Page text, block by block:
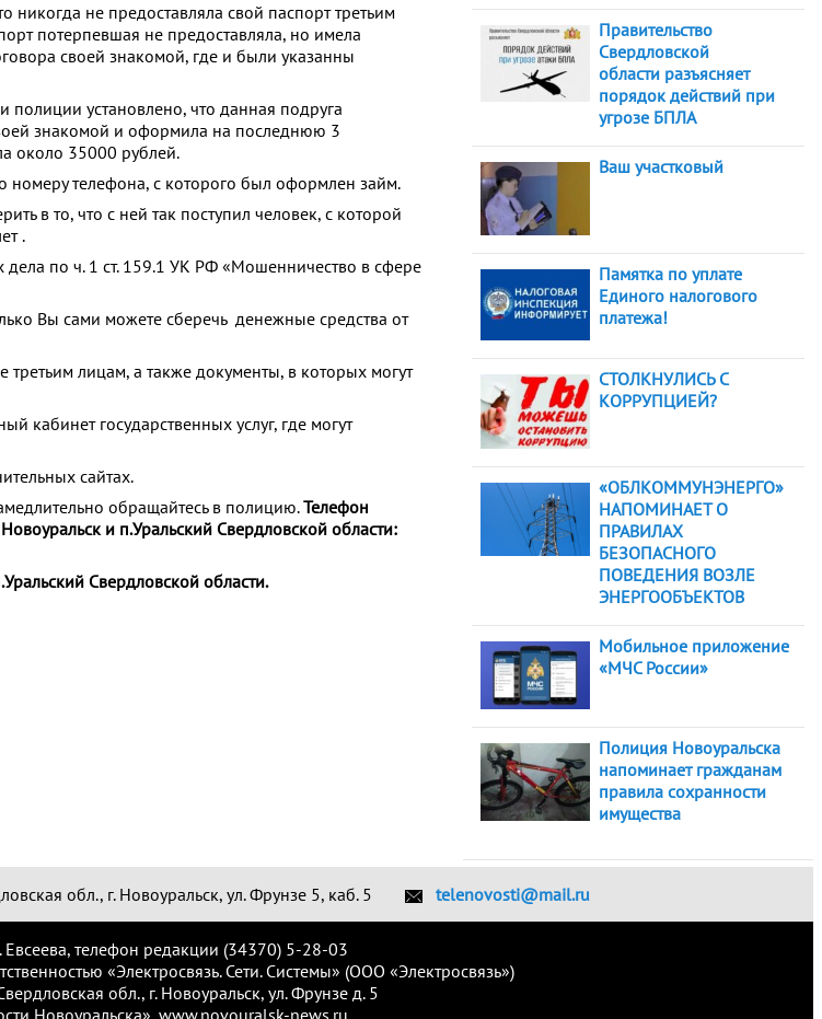
никогда не предоставляла свой паспорт третьим
потерпевшая не предоставляла, но имела
своей знакомой, где и были указанны
установлено, что данная подруга
знакомой и оформила на последнюю 3
около 35000 рублей.
номеру телефона, с которого был оформлен займ.
в то, что с ней так поступил человек, с которой
.
по ч. 1 ст. 159.1 УК РФ «Мошенничество в сфере
Вы сами можете сберечь денежные средства от
лицам, а также документы, в которых могут
кабинет государственных услуг, где могут
сайтах.
обращайтесь в полицию.Телефон
и п.Уральский Свердловской области:
Свердловской области.
Правительство
Свердловской
области разъясняет
порядок действий при
угрозе БПЛА
Ваш участковый
Памятка по уплате
Единого налогового
платежа!
СТОЛКНУЛИСЬ С
КОРРУПЦИЕЙ?
«ОБЛКОММУНЭНЕРГО»
НАПОМИНАЕТ О
ПРАВИЛАХ
БЕЗОПАСНОГО
ПОВЕДЕНИЯ ВОЗЛЕ
ЭНЕРГООБЪЕКТОВ
Мобильное приложение
«МЧС России»
Полиция Новоуральска
напоминает гражданам
правила сохранности
имущества
обл., г. Новоуральск, ул. Фрунзе 5, каб. 5 telenovosti@mail.ru
Евсеева, телефон редакции (34370) 5-28-03
«Электросвязь. Сети. Системы» (ООО «Электросвязь»)
обл., г. Новоуральск, ул. Фрунзе д. 5